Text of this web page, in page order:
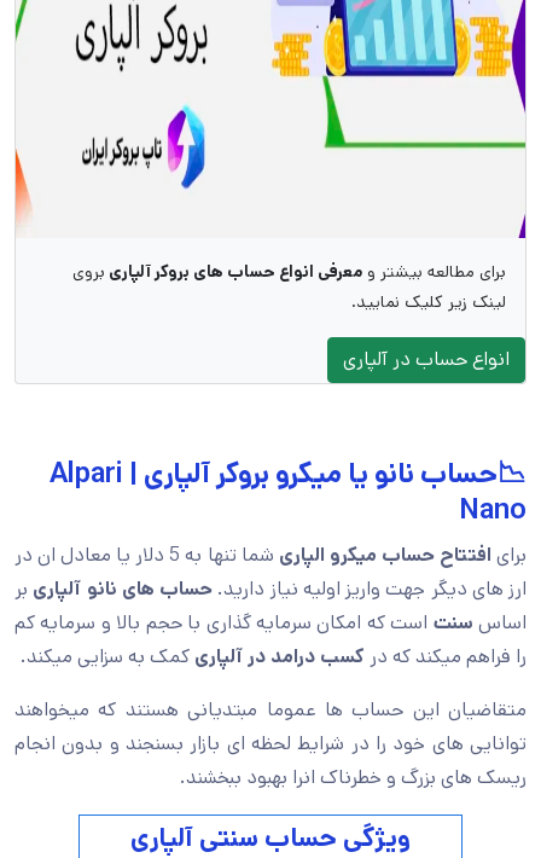
برای مطالعه بیشتر و معرفی انواع حساب های بروکر آلپاری بروی
لینک زیر کلیک نمایید.
انواع حساب در آلپاری
📉حساب نانو یا میکرو بروکر آلپاری | Alpari
Nano
برای افتتاح حساب میکرو الپاری
شما تنها به 5 دلار یا معادل ان در
ارز های دیگر جهت واریز اولیه نیاز دارید. حساب های نانو آلپاری بر
اساس سنت است که امکان سرمایه گذاری با حجم بالا و سرمایه کم
را فراهم میکند که در کسب درامد در آلپاری کمک به سزایی میکند.
متقاضیان این حساب ها عموما مبتدیانی هستند که میخواهند
توانایی های خود را در شرایط لحظه ای بازار بسنجند و بدون انجام
ریسک های بزرگ و خطرناک انرا بهبود ببخشند.
ویژگی حساب سنتی آلپاری